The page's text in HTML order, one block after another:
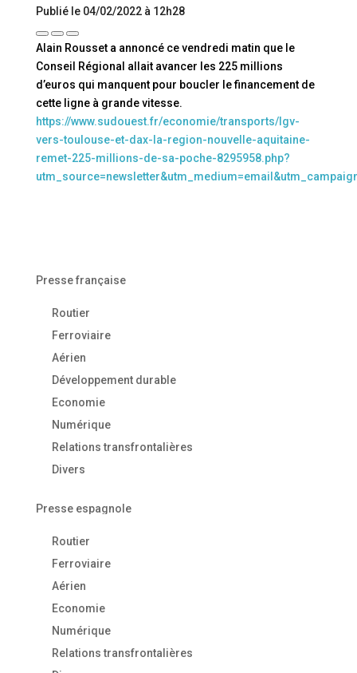
Publié le 04/02/2022 à 12h28
Alain Rousset a annoncé ce vendredi matin que le
Conseil Régional allait avancer les 225 millions
d’euros qui manquent pour boucler le financement de
cette ligne à grande vitesse.
https://www.sudouest.fr/economie/transports/lgv-
vers-toulouse-et-dax-la-region-nouvelle-aquitaine-
remet-225-millions-de-sa-poche-8295958.php?
Presse française
Routier
Ferroviaire
Aérien
Développement durable
Economie
Numérique
Relations transfrontalières
Divers
Presse espagnole
Routier
Ferroviaire
Aérien
Economie
Numérique
Relations transfrontalières